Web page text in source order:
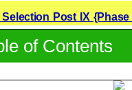
Selection Post IX
of Contents